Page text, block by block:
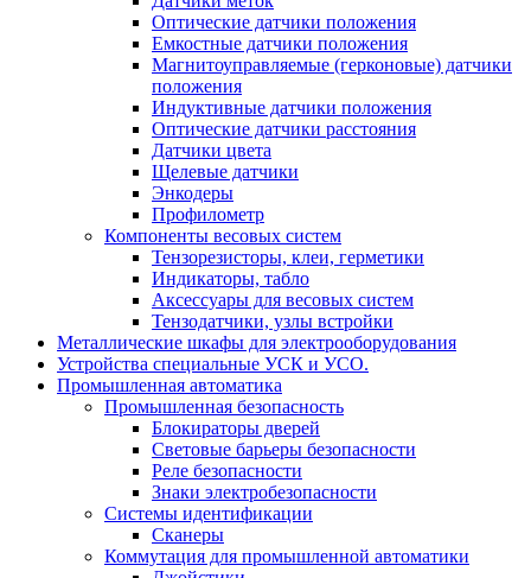
Оптические датчики положения
Емкостные датчики положения
Магнитоуправляемые (герконовые) датчики
положения
Индуктивные датчики положения
Оптические датчики расстояния
Датчики цвета
Щелевые датчики
Энкодеры
Профилометр
Компоненты весовых систем
Тензорезисторы, клеи, герметики
Индикаторы, табло
Аксессуары для весовых систем
Тензодатчики, узлы встройки
Металлические шкафы для электрооборудования
Устройства специальные УСК и УСО.
Промышленная автоматика
Промышленная безопасность
Блокираторы дверей
Световые барьеры безопасности
Реле безопасности
Знаки электробезопасности
Системы идентификации
Сканеры
Коммутация для промышленной автоматики